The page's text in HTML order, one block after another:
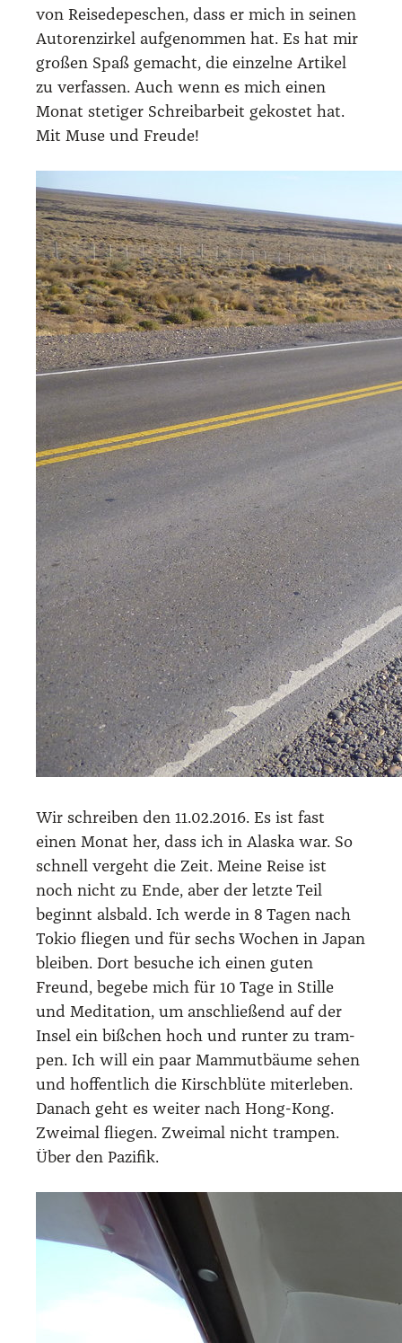
von Rei­se­de­pe­schen, dass er mich in sei­nen
Autoren­zir­kel auf­ge­nom­men hat. Es hat mir
gro­ßen Spaß gemacht, die ein­zel­ne Arti­kel
zu ver­fas­sen. Auch wenn es mich einen
Monat ste­ti­ger Schreib­ar­beit gekos­tet hat.
Mit Muse und Freu­de!
Wir schrei­ben den 11.02.2016. Es ist fast
einen Monat her, dass ich in Alas­ka war. So
schnell ver­geht die Zeit. Mei­ne Rei­se ist
noch nicht zu Ende, aber der letz­te Teil
beginnt als­bald. Ich wer­de in 8 Tagen nach
Tokio flie­gen und für sechs Wochen in Japan
blei­ben. Dort besu­che ich einen guten
Freund, bege­be mich für 10 Tage in Stil­le
und Medi­ta­ti­on, um anschlie­ßend auf der
Insel ein biß­chen hoch und run­ter zu tram­
pen. Ich will ein paar Mam­mut­bäu­me sehen
und hof­fent­lich die Kirsch­blü­te mit­er­le­ben.
Danach geht es wei­ter nach Hong-Kong.
Zwei­mal flie­gen. Zwei­mal nicht tram­pen.
Über den Pazi­fik.